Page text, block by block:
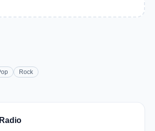
Rock